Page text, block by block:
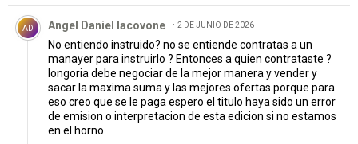
Comentario de Angel Daniel Iacovone.
AD Angel Daniel Iacovone 2 DE JUNIO DE 2026
No entiendo instruido? no se entiende contratas a un
manayer para instruirlo ? Entonces a quien contrataste ?
longoria debe negociar de la mejor manera y vender y
sacar la maxima suma y las mejores ofertas porque para
eso creo que se le paga espero el titulo haya sido un error
de emision o interpretacion de esta edicion si no estamos
en el horno